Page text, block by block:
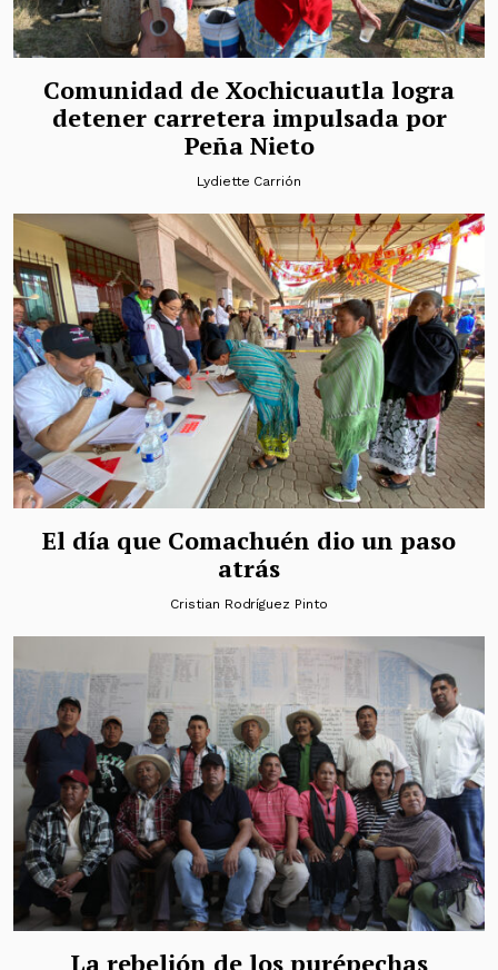
Comunidad de Xochicuautla logra
detener carretera impulsada por
Peña Nieto
Lydiette Carrión
El día que Comachuén dio un paso
atrás
Cristian Rodríguez Pinto
La rebelión de los purépechas